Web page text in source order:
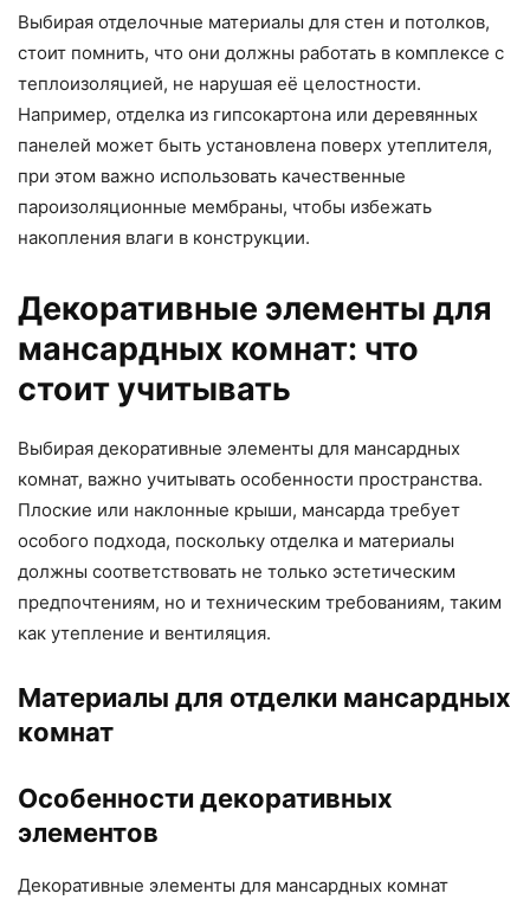
Выбирая отделочные материалы для стен и потолков,
стоит помнить, что они должны работать в комплексе с
теплоизоляцией, не нарушая её целостности.
Например, отделка из гипсокартона или деревянных
панелей может быть установлена поверх утеплителя,
при этом важно использовать качественные
пароизоляционные мембраны, чтобы избежать
накопления влаги в конструкции.
Декоративные элементы для
мансардных комнат: что
стоит учитывать
Выбирая декоративные элементы для мансардных
комнат, важно учитывать особенности пространства.
Плоские или наклонные крыши, мансарда требует
особого подхода, поскольку отделка и материалы
должны соответствовать не только эстетическим
предпочтениям, но и техническим требованиям, таким
как утепление и вентиляция.
Материалы для отделки мансардных
комнат
Особенности декоративных
элементов
Декоративные элементы для мансардных комнат